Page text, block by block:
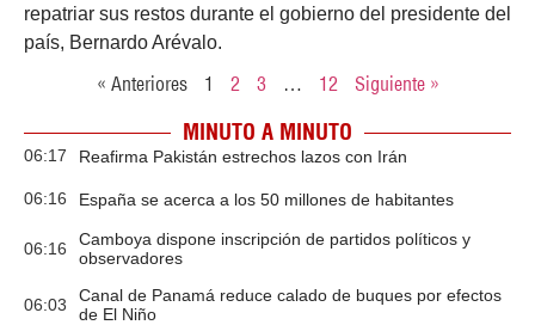
repatriar sus restos durante el gobierno del presidente del
país, Bernardo Arévalo.
« Anteriores 1 2 3 … 12 Siguiente »
MINUTO A MINUTO
06:17 Reafirma Pakistán estrechos lazos con Irán
06:16 España se acerca a los 50 millones de habitantes
06:16
Camboya dispone inscripción de partidos políticos y
observadores
06:03
Canal de Panamá reduce calado de buques por efectos
de El Niño